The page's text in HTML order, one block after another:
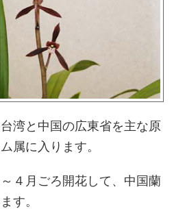
湾と中国の広東省を主な原
属に入ります。
４月ごろ開花して、中国蘭
す。